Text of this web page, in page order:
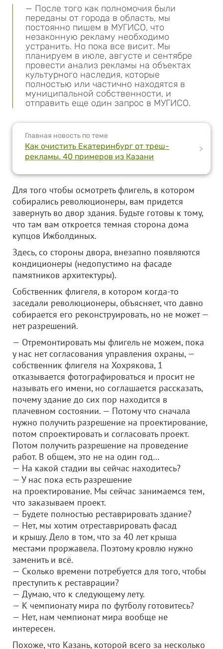
— После того как полномочия были
переданы от города в область, мы
постоянно пишем в МУГИСО, что
незаконную рекламу необходимо
устранить. Но пока все висит. Мы
планируем в июле, августе и сентябре
провести анализ рекламы на объектах
культурного наследия, которые
полностью или частично находятся в
муниципальной собственности, и
отправить еще один запрос в МУГИСО.
Главная новость по теме
Как очистить Екатеринбург от треш-
рекламы. 40 примеров из Казани
>
Для того чтобы осмотреть флигель, в котором
собирались революционеры, вам придется
завернуть во двор здания. Будьте готовы к тому,
что там вам откроется темная сторона дома
купцов Ижболдиных.
Здесь, со стороны двора, внезапно появляются
кондиционеры (недопустимо на фасаде
памятников архитектуры).
Собственник флигеля, в котором когда-то
заседали революционеры, объясняет, что давно
собирается его реконструировать, но не может —
нет разрешений.
— Отремонтировать мы флигель не можем, пока
у нас нет согласования управления охраны, —
собственник флигеля на Хохрякова, 1
отказывается фотографироваться и просит не
называть его имени, но соглашается рассказать,
почему здание до сих пор находится в
плачевном состоянии. — Потому что сначала
нужно получить разрешение на проектирование,
потом спроектировать и согласовать проект.
Потом получить разрешение на проведение
работ. В общем, это не на один год…
— На какой стадии вы сейчас находитесь?
— У нас пока есть разрешение
на проектирование. Мы сейчас занимаемся тем,
что заказываем проект.
— Будете полностью реставрировать здание?
— Нет, мы хотим отреставрировать фасад
и крышу. Дело в том, что за 40 лет крыша
местами проржавела. Поэтому кровлю нужно
заменить и всё.
— Сколько времени потребуется для того, чтобы
преступить к реставрации?
— Думаю, что к следующему лету.
— К чемпионату мира по футболу готовитесь?
— Нет, нам чемпионат мира вообще не
интересен.
Похоже, что Казань, которой всего за несколько